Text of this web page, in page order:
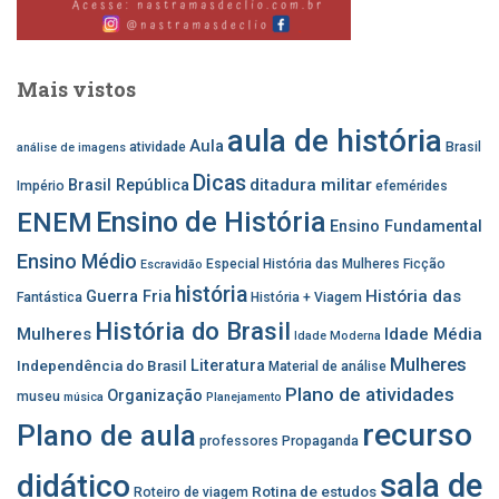
Mais vistos
análise de imagens atividade Aula aula de história Brasil
Império Brasil República Dicas ditadura militar efemérides
ENEM Ensino de História Ensino Fundamental
Ensino Médio Escravidão Especial História das Mulheres Ficção
Fantástica Guerra Fria história História + Viagem História das
Mulheres História do Brasil Idade Moderna Idade Média
Independência do Brasil Literatura Material de análise Mulheres
museu música Organização Planejamento Plano de atividades
Plano de aula professores Propaganda recurso
didático Roteiro de viagem Rotina de estudos sala de